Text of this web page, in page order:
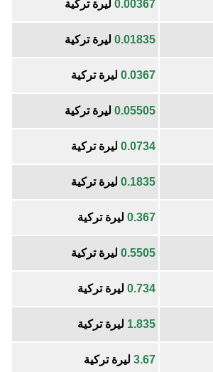
0.00367 ليرة تركية
0.01835 ليرة تركية
0.0367 ليرة تركية
0.05505 ليرة تركية
0.0734 ليرة تركية
0.1835 ليرة تركية
0.367 ليرة تركية
0.5505 ليرة تركية
0.734 ليرة تركية
1.835 ليرة تركية
3.67 ليرة تركية